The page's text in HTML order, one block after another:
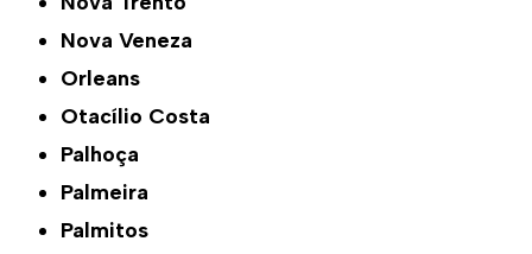
Nova Veneza
Orleans
Otacílio Costa
Palhoça
Palmeira
Palmitos